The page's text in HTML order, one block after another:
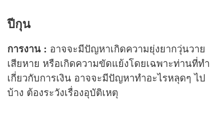
ปีกุน
การงาน : อาจจะมีปัญหาเกิดความยุ่งยากวุ่นวาย
เสียหาย หรือเกิดความขัดแย้งโดยเฉพาะท่านที่ทำ
เกี่ยวกับการเงิน อาจจะมีปัญหาทำอะไรหลุดๆ ไป
บ้าง ต้องระวังเรื่องอุบัติเหตุ